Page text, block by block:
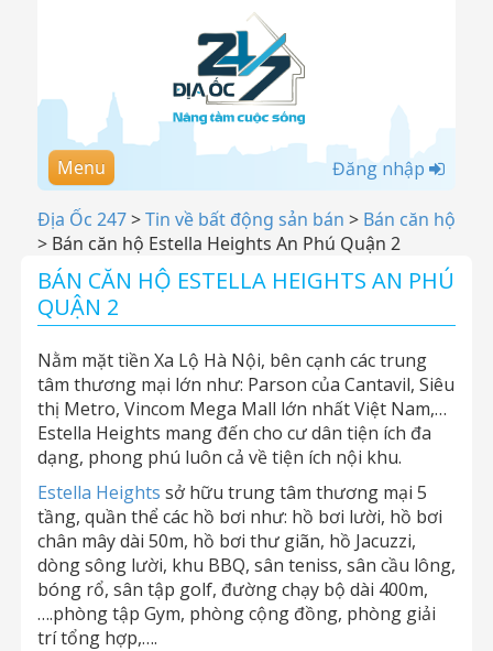
Menu Đăng nhập
Địa Ốc 247>Tin về bất động sản bán > Bán căn hộ
> Bán căn hộ Estella Heights An Phú Quận 2
BÁN CĂN HỘ ESTELLA HEIGHTS AN PHÚ
QUẬN 2
Nằm mặt tiền Xa Lộ Hà Nội, bên cạnh các trung
tâm thương mại lớn như: Parson của Cantavil, Siêu
thị Metro, Vincom Mega Mall lớn nhất Việt Nam,…
Estella Heights mang đến cho cư dân tiện ích đa
dạng, phong phú luôn cả về tiện ích nội khu.
Estella Heights sở hữu trung tâm thương mại 5
tầng, quần thể các hồ bơi như: hồ bơi lười, hồ bơi
chân mây dài 50m, hồ bơi thư giãn, hồ Jacuzzi,
dòng sông lười, khu BBQ, sân teniss, sân cầu lông,
bóng rổ, sân tập golf, đường chạy bộ dài 400m,
….phòng tập Gym, phòng cộng đồng, phòng giải
trí tổng hợp,….